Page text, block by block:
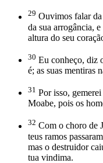
29 Ouvimos falar
da sua arrogância,
altura do seu
30 Eu conheço, diz
é; as suas mentiras
31 Por isso,
Moabe, pois os
32 Com o choro de
teus ramos
mas o destruidor
tua vindima.